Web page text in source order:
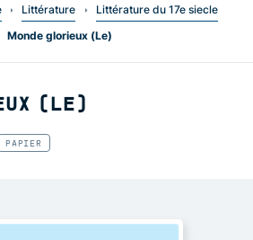
Littérature
Littérature du 17e siecle
Monde glorieux (Le)
(LE)
PAPIER